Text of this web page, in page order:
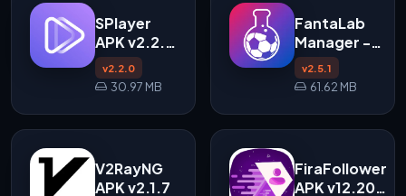
SPlayer
APK v2.2.0
untuk
Android
v2.2.0
30.97 MB
FantaLab
Manager -
Fantacalcio
APK
v2.5.1
61.62 MB
V2RayNG
APK v2.1.7
FiraFollower
APK v12.20